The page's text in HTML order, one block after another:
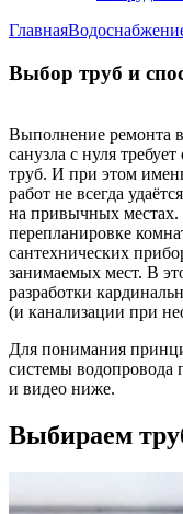
Главная
Выбор труб и
Выполнение ремонта
санузла с нуля
труб. И при этом
работ не всегда
на привычных
перепланировке
сантехнических
занимаемых мест. В
разработки
(и канализации при
Для понимания
системы водопровода
и видео ниже.
Выбираем